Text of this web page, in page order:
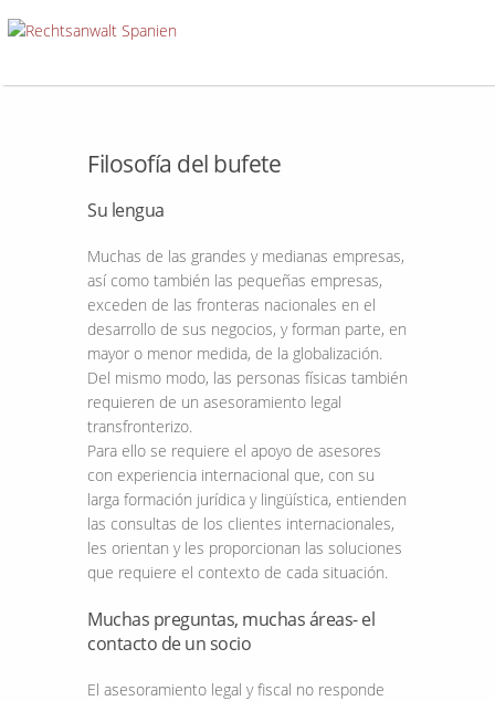
Filosofía del bufete
Su lengua
Muchas de las grandes y medianas empresas,
así como también las pequeñas empresas,
exceden de las fronteras nacionales en el
desarrollo de sus negocios, y forman parte, en
mayor o menor medida, de la globalización.
Del mismo modo, las personas físicas también
requieren de un asesoramiento legal
transfronterizo.
Para ello se requiere el apoyo de asesores
con experiencia internacional que, con su
larga formación jurídica y lingüística, entienden
las consultas de los clientes internacionales,
les orientan y les proporcionan las soluciones
que requiere el contexto de cada situación.
Muchas preguntas, muchas áreas- el
contacto de un socio
El asesoramiento legal y fiscal no responde